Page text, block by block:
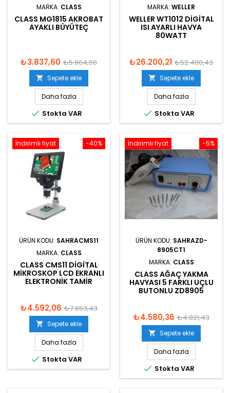
MARKA: CLASS
CLASS MG1815 AKROBAT
AYAKLI BÜYÜTEÇ
₺3.837,60 ₺5.904,00
 Sepete ekle
Daha fazla
 Stokta VAR
MARKA: WELLER
WELLER WT1012 DIGITAL
ISI AYARLI HAVYA
80WATT
₺26.200,21 ₺52.400,43
 Sepete ekle
Daha fazla
 Stokta VAR
-40%
İndirimli fiyat
ÜRÜN KODU: SAHRACMS11
MARKA: CLASS
CLASS CMS11 DIGITAL
MIKROSKOP LCD EKRANLI
ELEKTRONIK TAMIR
₺4.592,06 ₺7.653,43
 Sepete ekle
Daha fazla
 Stokta VAR
-5%
İndirimli fiyat
ÜRÜN KODU: SAHRAZD-
8905CT1
MARKA: CLASS
CLASS AĞAÇ YAKMA
HAVYASI 5 FARKLI UÇLU
BUTONLU ZD8905
₺4.580,36 ₺4.821,43
 Sepete ekle
Daha fazla
 Stokta VAR